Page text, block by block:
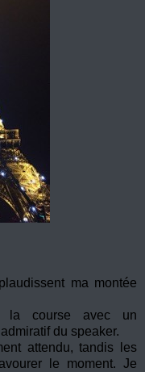
ma montée
la course avec un
du speaker.
attendu, tandis les
le moment. Je